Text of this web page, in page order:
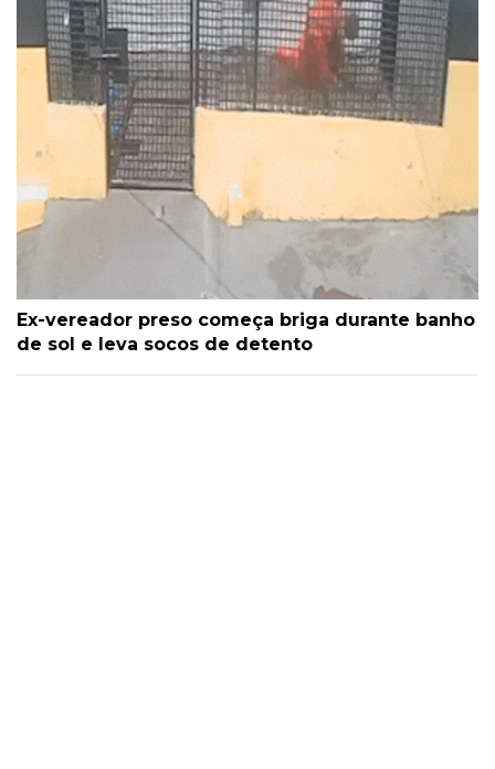
Ex-vereador preso começa briga durante banho
de sol e leva socos de detento